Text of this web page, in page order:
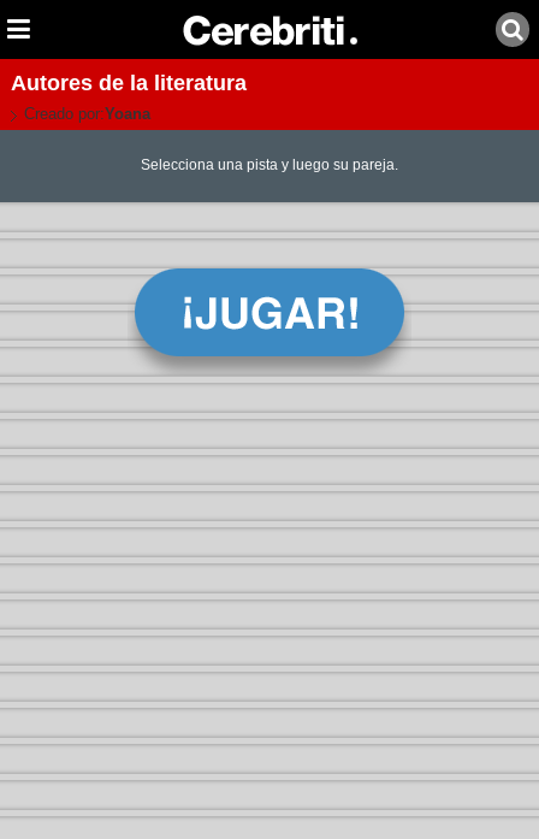
Autores de la literatura
Creado por:Yoana
Selecciona una pista y luego su pareja.